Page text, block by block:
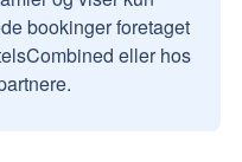
bookinger foretaget
eller hos